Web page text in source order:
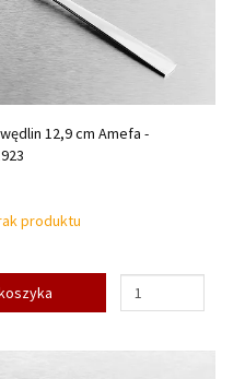
12,9 cm Amefa -
produktu